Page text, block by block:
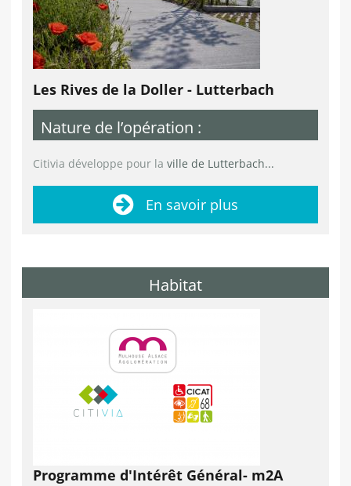
Les Rives de la Doller - Lutterbach
Nature de l’opération :
Citivia développe pour la ville de Lutterbach...
En savoir plus
Habitat
Programme d'Intérêt Général- m2A